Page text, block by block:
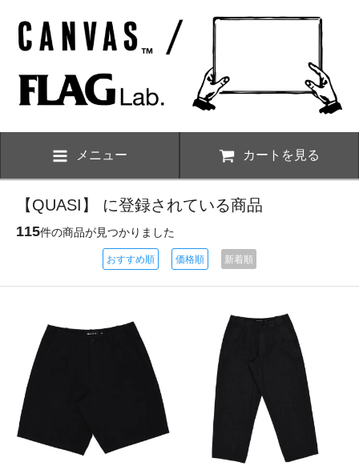
メニュー カートを見る
【QUASI】 に登録されている商品
115件の商品が見つかりました
おすすめ順 価格順 新着順